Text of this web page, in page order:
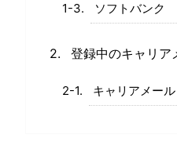
ソフトバンク
登録中のキャリア
キャリアメール